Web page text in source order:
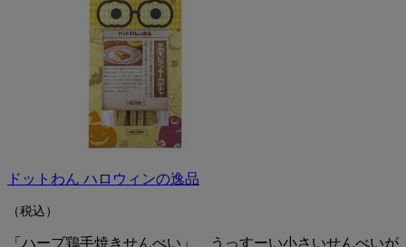
ドットわん ハロウィンの逸品
（税込）
「ハーブ鶏手焼きせんべい」、うっすーい小さいせんべいが